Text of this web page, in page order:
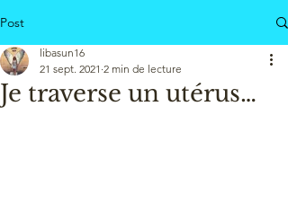
Post
Je traverse un utérus…
libasun16
21 sept. 2021 2 min de lecture